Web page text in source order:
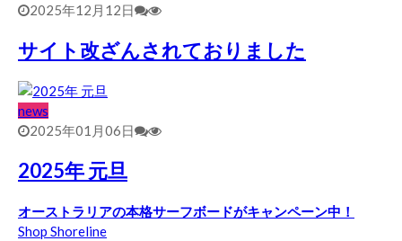
2025年12月12日
サイト改ざんされておりました
news
2025年01月06日
2025年 元旦
オーストラリアの本格サーフボードがキャンペーン中！
Shop Shoreline